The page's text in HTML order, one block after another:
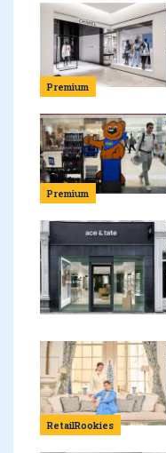
Premium
Premium
RetailRookies